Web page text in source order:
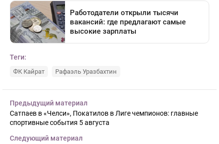
Теги:
ФК Кайрат Рафаэль Уразбахтин
Предыдущий материал
Сатпаев в «Челси», Покатилов в Лиге чемпионов: главные
спортивные события 5 августа
Следующий материал